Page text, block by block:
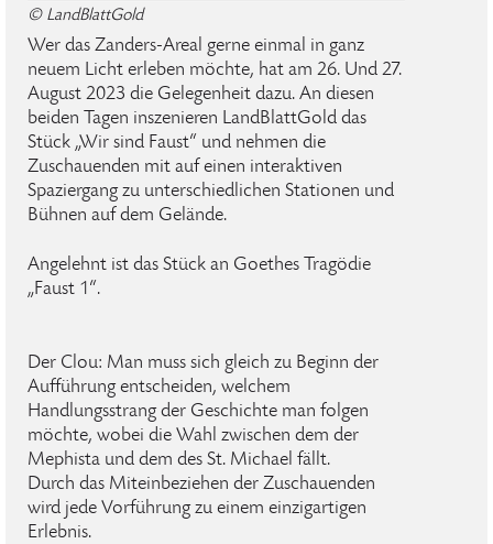
© LandBlattGold
Wer das Zanders-Areal gerne einmal in ganz
neuem Licht erleben möchte, hat am 26. Und 27.
August 2023 die Gelegenheit dazu. An diesen
beiden Tagen inszenieren LandBlattGold das
Stück „Wir sind Faust“ und nehmen die
Zuschauenden mit auf einen interaktiven
Spaziergang zu unterschiedlichen Stationen und
Bühnen auf dem Gelände.
Angelehnt ist das Stück an Goethes Tragödie
„Faust 1“.
Der Clou: Man muss sich gleich zu Beginn der
Aufführung entscheiden, welchem
Handlungsstrang der Geschichte man folgen
möchte, wobei die Wahl zwischen dem der
Mephista und dem des St. Michael fällt.
Durch das Miteinbeziehen der Zuschauenden
wird jede Vorführung zu einem einzigartigen
Erlebnis.